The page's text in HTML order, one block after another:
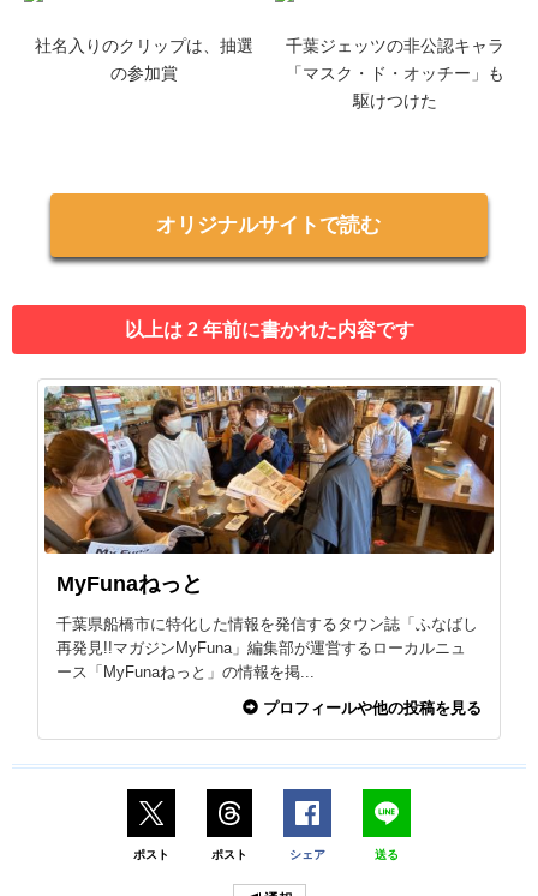
社名入りのクリップは、抽選
の参加賞
千葉ジェッツの非公認キャラ
「マスク・ド・オッチー」も
駆けつけた
オリジナルサイトで読む
以上は 2 年前に書かれた内容です
MyFunaねっと
千葉県船橋市に特化した情報を発信するタウン誌「ふなばし
再発見!!マガジンMyFuna」編集部が運営するローカルニュ
ース「MyFunaねっと」の情報を掲...
プロフィールや他の投稿を見る
ポスト ポスト シェア 送る